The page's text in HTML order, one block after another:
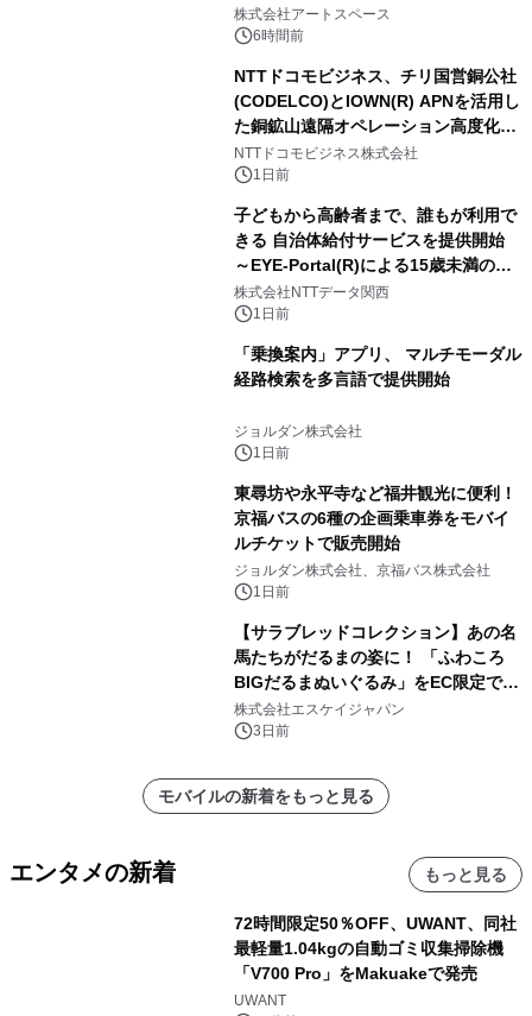
FRIENDSの仲間たちが インテリアア
ートとして新たな魅力を発信。
株式会社アートスペース
6時間前
NTTドコモビジネス、チリ国営銅公社
(CODELCO)とIOWN(R) APNを活用し
た銅鉱山遠隔オペレーション高度化に
向けた調査・実証を開始
NTTドコモビジネス株式会社
1日前
子どもから高齢者まで、誰もが利用で
きる 自治体給付サービスを提供開始
～EYE-Portal(R)による15歳未満の本
人認証と デジタルデバイド対策で実現
～
株式会社NTTデータ関西
1日前
「乗換案内」アプリ、 マルチモーダル
経路検索を多言語で提供開始
ジョルダン株式会社
1日前
東尋坊や永平寺など福井観光に便利！
京福バスの6種の企画乗車券をモバイ
ルチケットで販売開始
ジョルダン株式会社、京福バス株式会社
1日前
【サラブレッドコレクション】あの名
馬たちがだるまの姿に！ 「ふわころ
BIGだるまぬいぐるみ」をEC限定で受
注販売開始
株式会社エスケイジャパン
3日前
モバイルの新着をもっと見る
エンタメの新着 もっと見る
72時間限定50％OFF、UWANT、同社
最軽量1.04kgの自動ゴミ収集掃除機
「V700 Pro」をMakuakeで発売
UWANT